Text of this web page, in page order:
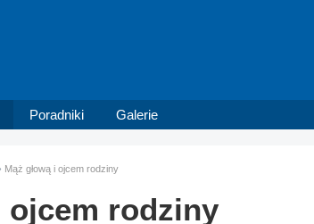
Poradniki Galerie
Mąż głową i ojcem rodziny
ojcem rodziny